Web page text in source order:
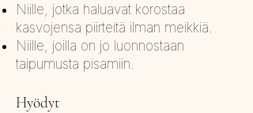
Niille, jotka haluavat korostaa
kasvojensa piirteitä ilman meikkiä.
Niille, joilla on jo luonnostaan
taipumusta pisamiin.
Hyödyt